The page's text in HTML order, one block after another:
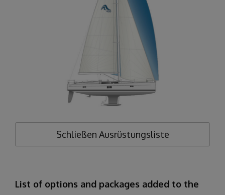
Schließen Ausrüstungsliste
List of options and packages added to the